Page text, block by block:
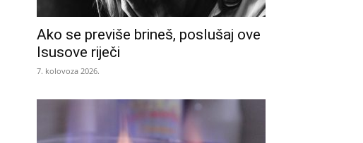
Ako se previše brineš, poslušaj ove
Isusove riječi
7. kolovoza 2026.